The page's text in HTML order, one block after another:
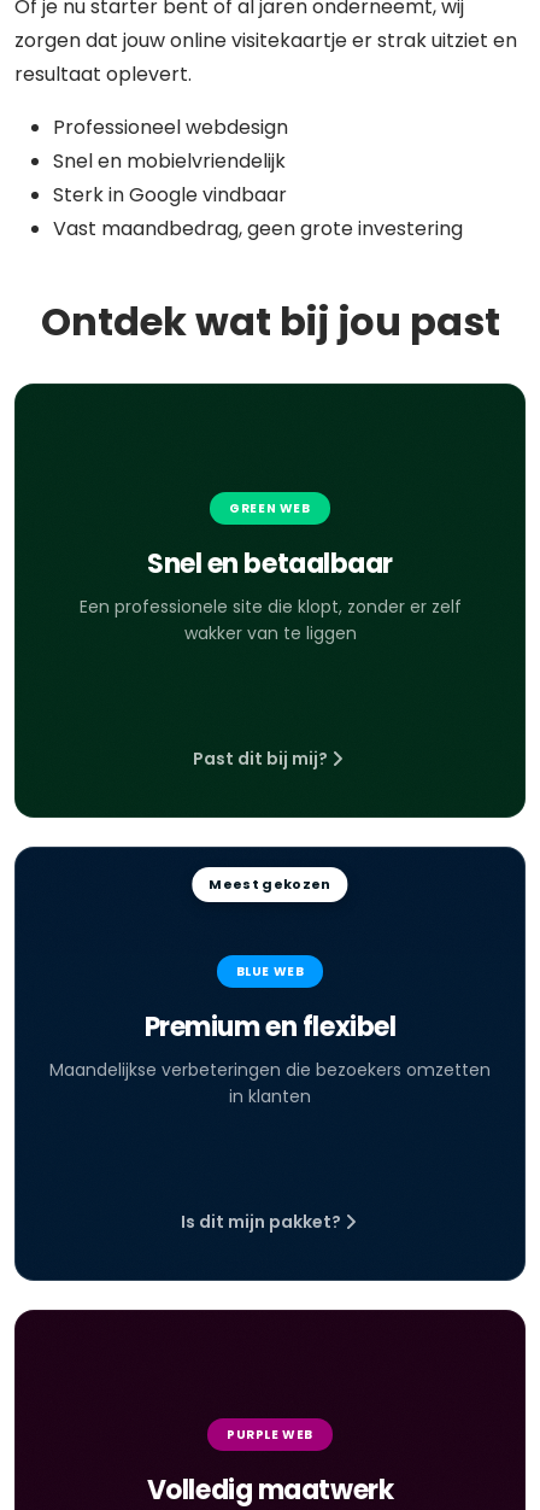
Of je nu starter bent of al jaren onderneemt, wij
zorgen dat jouw online visitekaartje er strak uitziet en
resultaat oplevert.
Professioneel webdesign
Snel en mobielvriendelijk
Sterk in Google vindbaar
Vast maandbedrag, geen grote investering
Ontdek wat bij jou past
GREEN WEB
Snel en betaalbaar
Een professionele site die klopt, zonder er zelf
wakker van te liggen
Past dit bij mij?
Meest gekozen
BLUE WEB
Premium en flexibel
Maandelijkse verbeteringen die bezoekers omzetten
in klanten
Is dit mijn pakket?
PURPLE WEB
Volledig maatwerk